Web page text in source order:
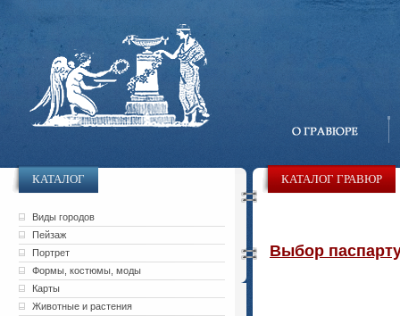
КАТАЛОГ
Виды городов
Пейзаж
Портрет
Формы, костюмы, моды
Карты
Животные и растения
КАТАЛОГ ГРАВЮР
Выбор